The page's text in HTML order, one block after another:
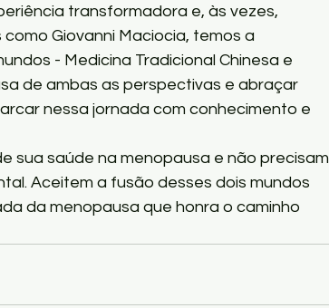
transformadora e, às vezes,
Giovanni Maciocia, temos a
- Medicina Tradicional Chinesa e
de ambas as perspectivas e abraçar
nessa jornada com conhecimento e
sua saúde na menopausa e não precisam
Aceitem a fusão desses dois mundos
da menopausa que honra o caminho